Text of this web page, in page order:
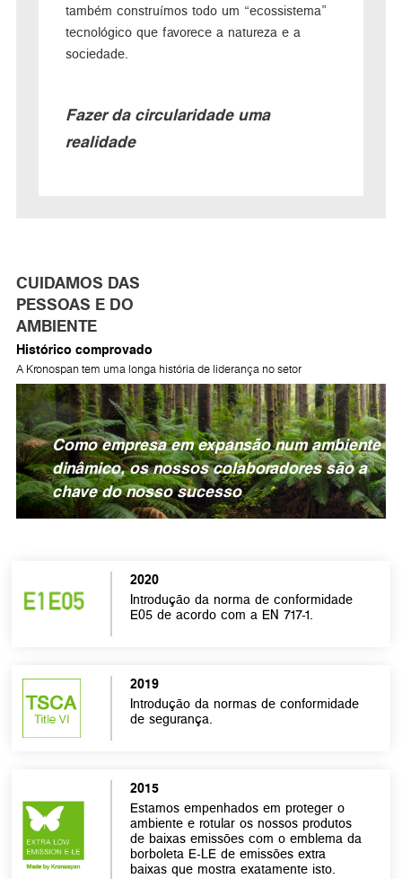
também construímos todo um “ecossistema”
tecnológico que favorece a natureza e a
sociedade.
Fazer da circularidade uma
realidade
CUIDAMOS DAS
PESSOAS E DO
AMBIENTE
Histórico comprovado
A Kronospan tem uma longa história de liderança no setor
Como empresa em expansão num ambiente
dinâmico, os nossos colaboradores são a
chave do nosso sucesso
2020
Introdução da norma de conformidade
E05 de acordo com a EN 717-1.
2019
Introdução da normas de conformidade
de segurança.
2015
Estamos empenhados em proteger o
ambiente e rotular os nossos produtos
de baixas emissões com o emblema da
borboleta E-LE de emissões extra
baixas que mostra exatamente isto.